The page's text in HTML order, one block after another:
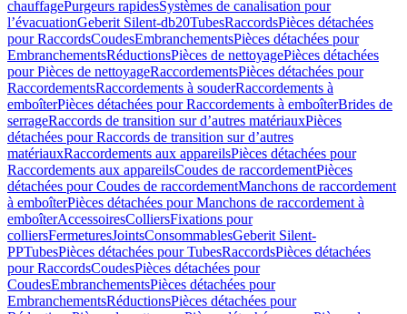
chauffagePurgeurs rapidesSystèmes de canalisation pour
l’évacuationGeberit Silent-db20TubesRaccordsPièces détachées
pour RaccordsCoudesEmbranchementsPièces détachées pour
EmbranchementsRéductionsPièces de nettoyagePièces détachées
pour Pièces de nettoyageRaccordementsPièces détachées pour
RaccordementsRaccordements à souderRaccordements à
emboîterPièces détachées pour Raccordements à emboîterBrides de
serrageRaccords de transition sur d’autres matériauxPièces
détachées pour Raccords de transition sur d’autres
matériauxRaccordements aux appareilsPièces détachées pour
Raccordements aux appareilsCoudes de raccordementPièces
détachées pour Coudes de raccordementManchons de raccordement
à emboîterPièces détachées pour Manchons de raccordement à
emboîterAccessoiresColliersFixations pour
colliersFermeturesJointsConsommablesGeberit Silent-
PPTubesPièces détachées pour TubesRaccordsPièces détachées
pour RaccordsCoudesPièces détachées pour
CoudesEmbranchementsPièces détachées pour
EmbranchementsRéductionsPièces détachées pour